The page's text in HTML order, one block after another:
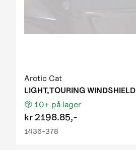
Arctic Cat
LIGHT,TOURING WINDSHIELD
10+ på lager
kr 2198.85,-
1436-378